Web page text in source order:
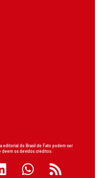
editorial do Brasil de Fato podem ser
deem os devidos créditos.